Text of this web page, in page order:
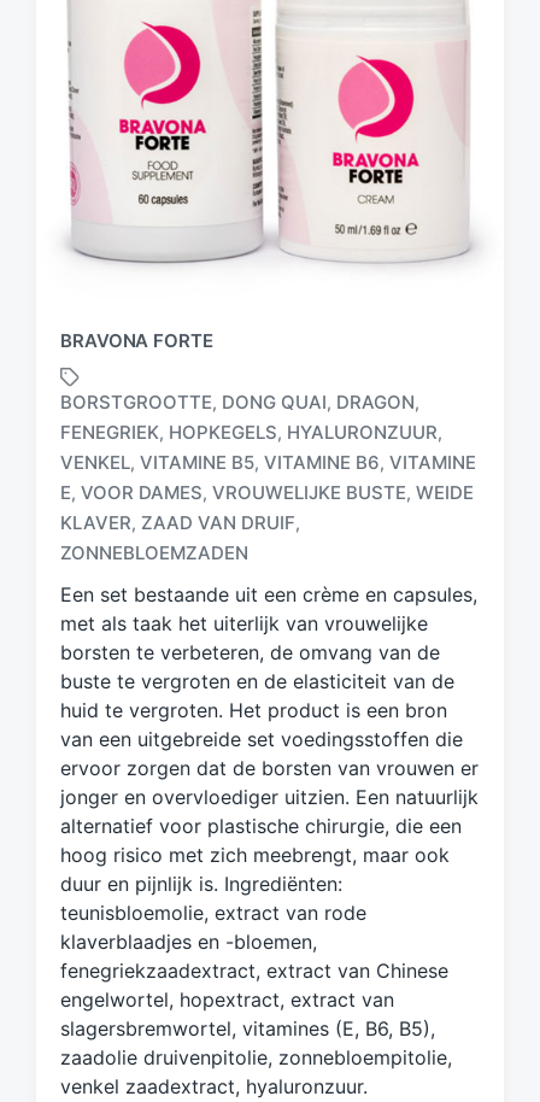
BRAVONA FORTE
e
t
a
d
m
e
t
BORSTGROOTTE, DONG QUAI, DRAGON,
FENEGRIEK, HOPKEGELS, HYALURONZUUR,
VENKEL, VITAMINE B5, VITAMINE B6, VITAMINE
E, VOOR DAMES, VROUWELIJKE BUSTE, WEIDE
KLAVER, ZAAD VAN DRUIF,
ZONNEBLOEMZADEN
Een set bestaande uit een crème en capsules,
met als taak het uiterlijk van vrouwelijke
borsten te verbeteren, de omvang van de
buste te vergroten en de elasticiteit van de
huid te vergroten. Het product is een bron
van een uitgebreide set voedingsstoffen die
ervoor zorgen dat de borsten van vrouwen er
jonger en overvloediger uitzien. Een natuurlijk
alternatief voor plastische chirurgie, die een
hoog risico met zich meebrengt, maar ook
duur en pijnlijk is. Ingrediënten:
teunisbloemolie, extract van rode
klaverblaadjes en -bloemen,
fenegriekzaadextract, extract van Chinese
engelwortel, hopextract, extract van
slagersbremwortel, vitamines (E, B6, B5),
zaadolie druivenpitolie, zonnebloempitolie,
venkel zaadextract, hyaluronzuur.